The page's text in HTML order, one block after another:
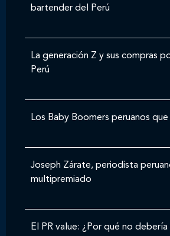
bartender del Perú
La generación Z y sus compras
Perú
Los Baby Boomers peruanos que
Joseph Zárate, periodista
multipremiado
El PR value: ¿Por qué no